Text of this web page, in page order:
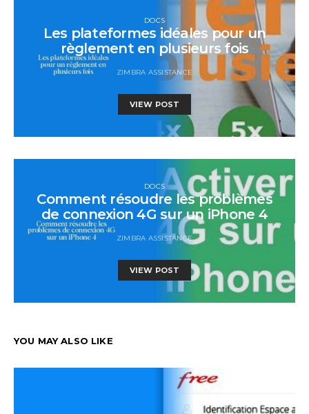
DOCS
Les plateformes idéales pour un
règlement en plusieurs fois
ZIMBRA ASSISTANCE
VIEW POST
DOCS
Comment résoudre les problèmes
de connexion 4G sur un iPhone 4
ZIMBRA ASSISTANCE
VIEW POST
YOU MAY ALSO LIKE